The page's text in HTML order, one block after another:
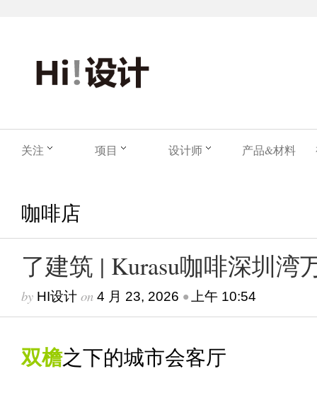
关注 项目 设计师 产品&材料
咖啡店
了建筑 | Kurasu咖啡深圳湾
by HI设计 on 4 月 23, 2026 • 上午 10:54
双檐之下的城市会客厅